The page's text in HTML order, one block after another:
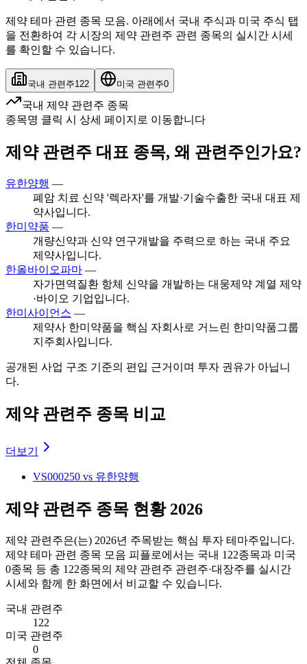
제약 테마 관련 종목 모음. 아래에서 국내 주식과 미국 주식 탭
을 전환하여 각 시장의 제약 관련주 관련 종목의 실시간 시세
를 확인할 수 있습니다.
국내 관련주122 미국 관련주0
국내 제약 관련주 종목
종목명 클릭 시 상세 페이지로 이동합니다
제약 관련주 대표 종목, 왜 관련주인가요?
유한양행 —
폐암 치료 신약 '렉라자'를 개발·기술수출한 국내 대표 제
약사입니다.
한미약품 —
개량신약과 신약 연구개발을 주력으로 하는 국내 주요
제약사입니다.
한올바이오파마 —
자가면역질환 항체 신약을 개발하는 대웅제약 계열 제약
·바이오 기업입니다.
한미사이언스 —
제약사 한미약품을 핵심 자회사로 거느린 한미약품그룹
지주회사입니다.
공개된 사업 구조 기준의 편입 근거이며 투자 권유가 아닙니
다.
제약 관련주 종목 비교
더보기
VS000250 vs 유한양행
제약 관련주 종목 현황 2026
제약 관련주은(는) 2026년 주목받는 핵심 투자 테마주입니다.
제약 테마 관련 종목 모음 피플로에서는 국내 122종목과 미국
0종목 등 총 122종목의 제약 관련주 관련주·대장주를 실시간
시세와 함께 한 화면에서 비교할 수 있습니다.
국내 관련주
122
미국 관련주
0